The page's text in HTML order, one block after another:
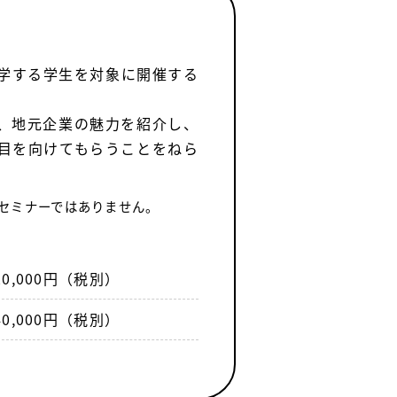
する学生を対象に開催する
元企業の魅力を紹介し、
を向けてもらうことをねら
ナーではありません。
円（税別）
円（税別）